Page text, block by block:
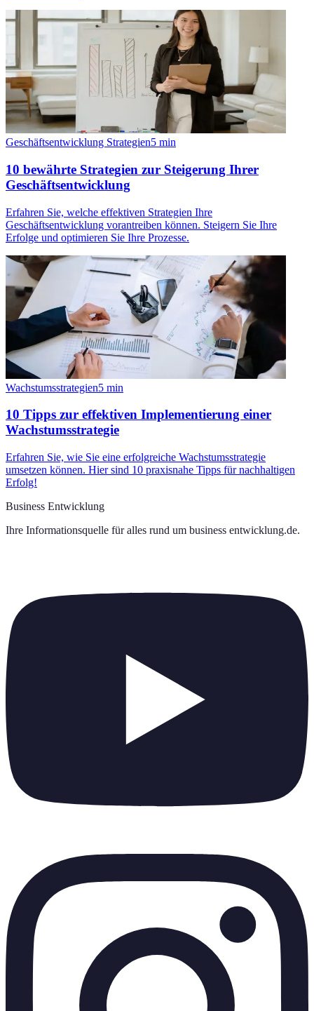
Geschäftsentwicklung Strategien5 min
10 bewährte Strategien zur Steigerung Ihrer
Geschäftsentwicklung
Erfahren Sie, welche effektiven Strategien Ihre
Geschäftsentwicklung vorantreiben können. Steigern Sie Ihre
Erfolge und optimieren Sie Ihre Prozesse.
Wachstumsstrategien5 min
10 Tipps zur effektiven Implementierung einer
Wachstumsstrategie
Erfahren Sie, wie Sie eine erfolgreiche Wachstumsstrategie
umsetzen können. Hier sind 10 praxisnahe Tipps für nachhaltigen
Erfolg!
Business Entwicklung
Ihre Informationsquelle für alles rund um business entwicklung.de.